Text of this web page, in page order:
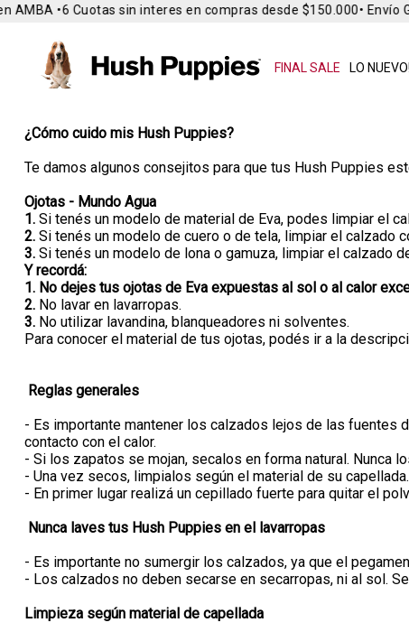
FINAL SALE LO NUEVO!
•6 Cuotas sin interes en compras desde $150.000• Envío
¿Cómo cuido mis Hush Puppies?
Te damos algunos consejitos para que tus Hush Puppies
Ojotas - Mundo Agua
1. Si tenés un modelo de material de Eva, podes limpiar el
2.Si tenés un modelo de cuero o de tela, limpiar el calzado
3.Si tenés un modelo de lona o gamuza, limpiar el calzado
Y recordá:
1. No dejes tus ojotas de Eva expuestas al sol o al calor
2.No lavar en lavarropas.
3.No utilizar lavandina, blanqueadores ni solventes.
Para conocer el material de tus ojotas, podés ir a la
Reglas generales
- Es importante mantener los calzados lejos de las fuentes
contacto con el calor.
- Si los zapatos se mojan, secalos en forma natural. Nunca
- Una vez secos, limpialos según el material de su capellada.
- En primer lugar realizá un cepillado fuerte para quitar el
Nunca laves tus Hush Puppies en el lavarropas
- Es importante no sumergir los calzados, ya que el
- Los calzados no deben secarse en secarropas, ni al sol.
Limpieza según material de capellada